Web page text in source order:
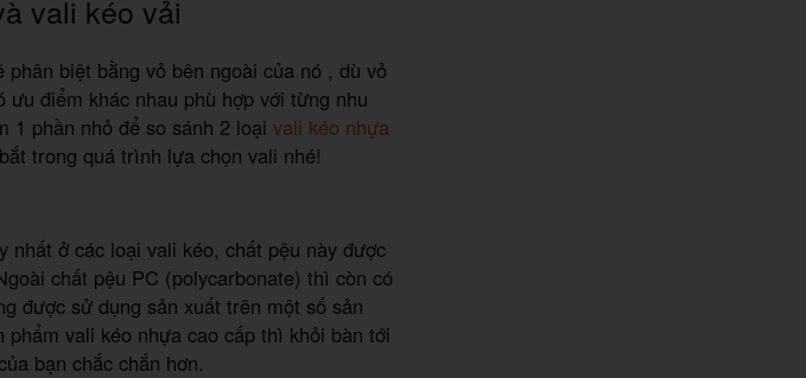
vali kéo vải
phân biệt bằng vỏ bên ngoài của nó , dù vỏ
điểm khác nhau phù hợp với từng nhu
1 phần nhỏ để so sánh 2 loại vali kéo nhựa
trong quá trình lựa chọn vali nhé!
nhất ở các loại vali kéo, chất pệu này được
chất pệu PC (polycarbonate) thì còn có
được sử dụng sản xuất trên một số sản
vali kéo nhựa cao cấp thì khỏi bàn tới
bạn chắc chắn hơn.